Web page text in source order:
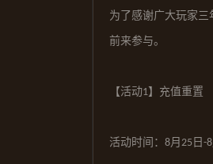
为了感谢广大玩家
前来参与。
【活动1】 充值重置
活动时间： 8月 25 日 -8